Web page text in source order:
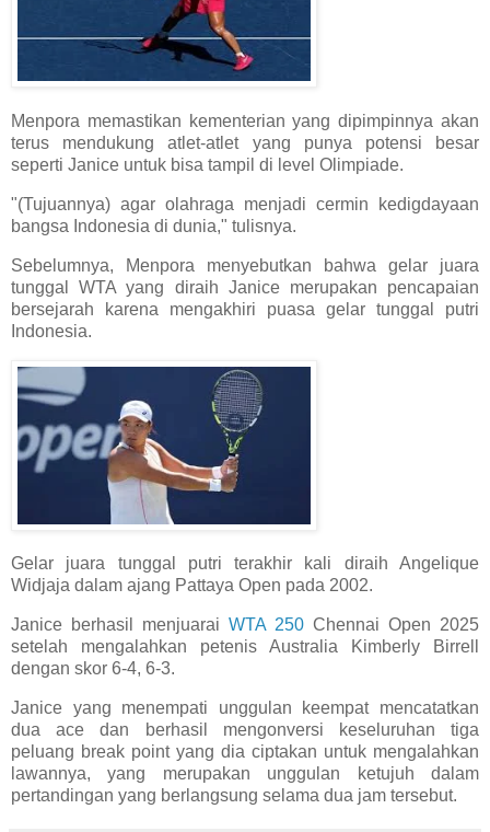
Menpora memastikan kementerian yang dipimpinnya akan
terus mendukung atlet-atlet yang punya potensi besar
seperti Janice untuk bisa tampil di level Olimpiade.
"(Tujuannya) agar olahraga menjadi cermin kedigdayaan
bangsa Indonesia di dunia," tulisnya.
Sebelumnya, Menpora menyebutkan bahwa gelar juara
tunggal WTA yang diraih Janice merupakan pencapaian
bersejarah karena mengakhiri puasa gelar tunggal putri
Indonesia.
Gelar juara tunggal putri terakhir kali diraih Angelique
Widjaja dalam ajang Pattaya Open pada 2002.
Janice berhasil menjuarai WTA 250 Chennai Open 2025
setelah mengalahkan petenis Australia Kimberly Birrell
dengan skor 6-4, 6-3.
Janice yang menempati unggulan keempat mencatatkan
dua ace dan berhasil mengonversi keseluruhan tiga
peluang break point yang dia ciptakan untuk mengalahkan
lawannya, yang merupakan unggulan ketujuh dalam
pertandingan yang berlangsung selama dua jam tersebut.